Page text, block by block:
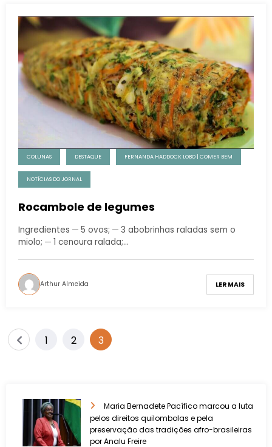
COLUNAS DESTAQUE FERNANDA HADDOCK LOBO | COMER BEM
NOTÍCIAS DO JORNAL
Rocambole de legumes
Ingredientes ─ 5 ovos; ─ 3 abobrinhas raladas sem o
miolo; ─ 1 cenoura ralada;…
Arthur Almeida LER MAIS
1 2 3
Maria Bernadete Pacífico marcou a luta
pelos direitos quilombolas e pela
preservação das tradições afro-brasileiras
por Analu Freire